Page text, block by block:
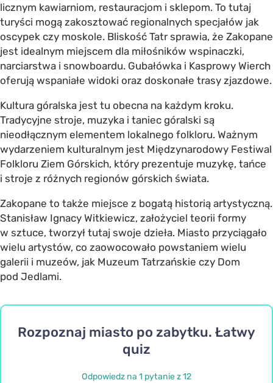
licznym kawiarniom, restauracjom i sklepom. To tutaj
turyści mogą zakosztować regionalnych specjałów jak
oscypek czy moskole. Bliskość Tatr sprawia, że Zakopane
jest idealnym miejscem dla miłośników wspinaczki,
narciarstwa i snowboardu. Gubałówka i Kasprowy Wierch
oferują wspaniałe widoki oraz doskonałe trasy zjazdowe.
Kultura góralska jest tu obecna na każdym kroku.
Tradycyjne stroje, muzyka i taniec góralski są
nieodłącznym elementem lokalnego folkloru. Ważnym
wydarzeniem kulturalnym jest Międzynarodowy Festiwal
Folkloru Ziem Górskich, który prezentuje muzykę, tańce
i stroje z różnych regionów górskich świata.
Zakopane to także miejsce z bogatą historią artystyczną.
Stanisław Ignacy Witkiewicz, założyciel teorii formy
w sztuce, tworzył tutaj swoje dzieła. Miasto przyciągało
wielu artystów, co zaowocowało powstaniem wielu
galerii i muzeów, jak Muzeum Tatrzańskie czy Dom
pod Jedlami.
Rozpoznaj miasto po zabytku. Łatwy
quiz
Odpowiedz na 1 pytanie z 12